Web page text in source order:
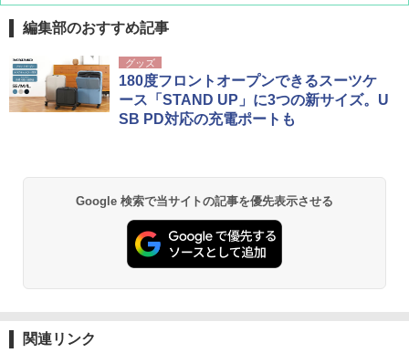
編集部のおすすめ記事
グッズ
180度フロントオープンできるスーツケ
ース「STAND UP」に3つの新サイズ。U
SB PD対応の充電ポートも
Google 検索で当サイトの記事を優先表示させる
関連リンク